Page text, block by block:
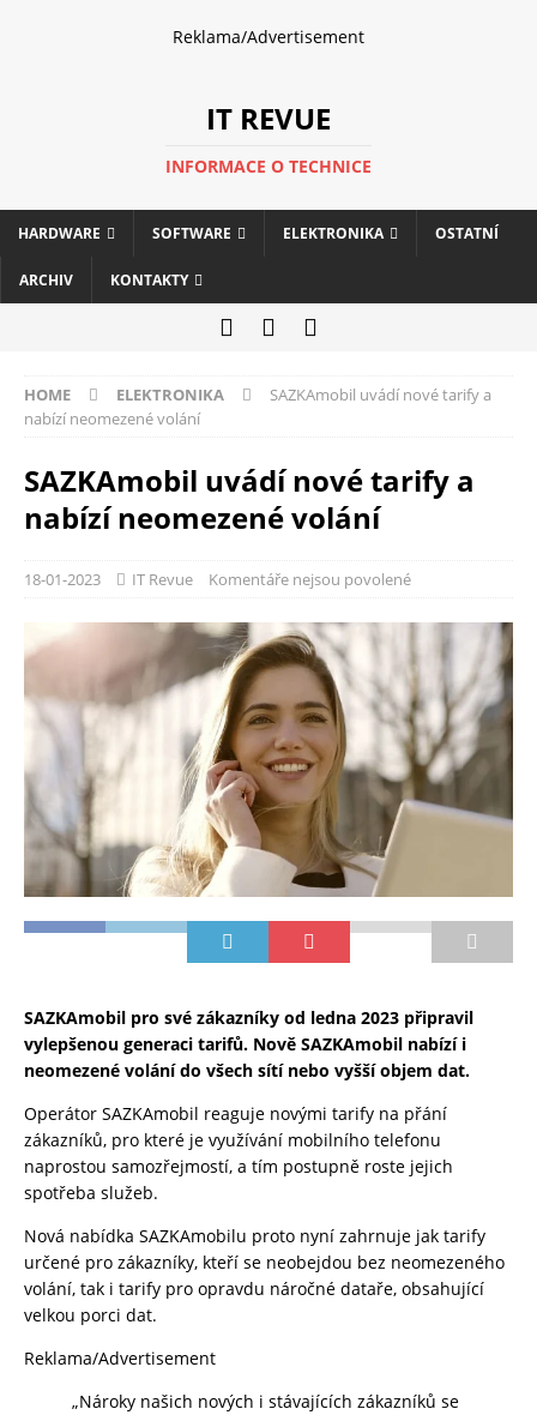
Reklama/Advertisement
IT REVUE
INFORMACE O TECHNICE
HARDWARE SOFTWARE ELEKTRONIKA OSTATNÍ
ARCHIV KONTAKTY
HOME ELEKTRONIKA
SAZKAmobil uvádí nové tarify a
nabízí neomezené volání
SAZKAmobil uvádí nové tarify a
nabízí neomezené volání
18-01-2023 IT Revue Komentáře nejsou povolené
SAZKAmobil pro své zákazníky od ledna 2023 připravil
vylepšenou generaci tarifů. Nově SAZKAmobil nabízí i
neomezené volání do všech sítí nebo vyšší objem dat.
Operátor SAZKAmobil reaguje novými tarify na přání
zákazníků, pro které je využívání mobilního telefonu
naprostou samozřejmostí, a tím postupně roste jejich
spotřeba služeb.
Nová nabídka SAZKAmobilu proto nyní zahrnuje jak tarify
určené pro zákazníky, kteří se neobejdou bez neomezeného
volání, tak i tarify pro opravdu náročné dataře, obsahující
velkou porci dat.
Reklama/Advertisement
„Nároky našich nových i stávajících zákazníků se